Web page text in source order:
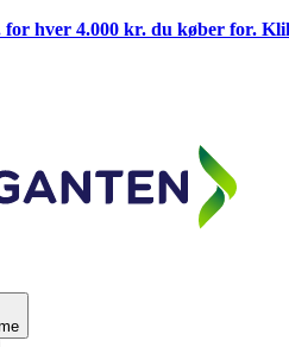
hver 4.000 kr. du køber for.